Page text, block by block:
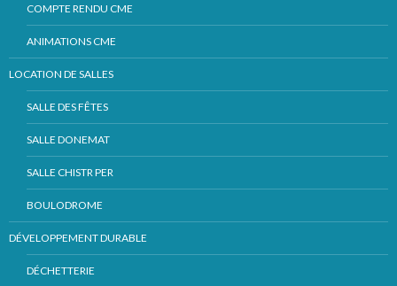
COMPTE RENDU CME
ANIMATIONS CME
LOCATION DE SALLES
SALLE DES FÊTES
SALLE DONEMAT
SALLE CHISTR PER
BOULODROME
DÉVELOPPEMENT DURABLE
DÉCHETTERIE